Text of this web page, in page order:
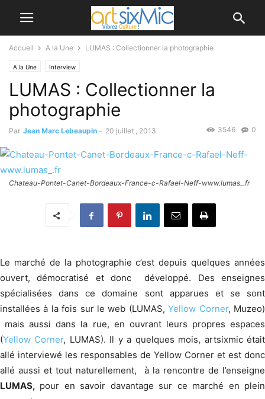
Accueil A la Une LUMAS : Collectionner la photographie
A la Une Interview
LUMAS : Collectionner la
photographie
Par Jean Marc Lebeaupin - 20 juillet , 2013 0
3546
Chateau-Pontet-Canet-Bordeaux-France-c-Rafael-Neff-www.lumas_.fr
Le marché de la photographie c’est depuis quelques années
ouvert, démocratisé et donc développé. Des enseignes
spécialisées dans ce domaine sont apparues et se sont
installées à la fois sur le web (LUMAS,Yellow Corner, Muzeo)
mais aussi dans la rue, en ouvrant leurs propres espaces
(Yellow Corner, LUMAS). Il y a quelques mois, artsixmic était
allé interviewé les responsables de Yellow Corner et est donc
allé aussi et tout naturellement, à la rencontre de l’enseigne
LUMAS, pour en savoir davantage sur ce marché en plein